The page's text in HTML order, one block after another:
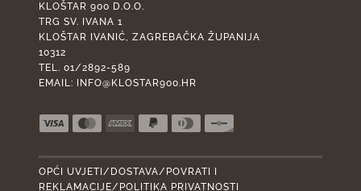
KLOŠTAR 900 D.O.O.
TRG SV. IVANA 1
KLOŠTAR IVANIĆ, ZAGREBAČKA ŽUPANIJA
10312
TEL. 01/2892-589
EMAIL:
INFO@KLOSTAR900.HR
OPĆI UVJETI/DOSTAVA/POVRATI I
REKLAMACIJE/POLITIKA PRIVATNOSTI